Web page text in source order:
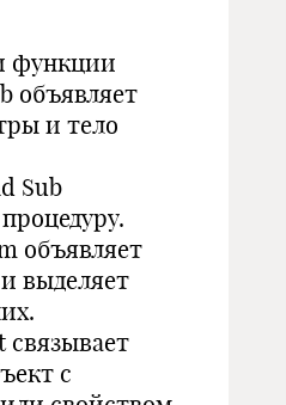
функции
объявляет
и тело
Sub
объявляет
выделяет
связывает
с